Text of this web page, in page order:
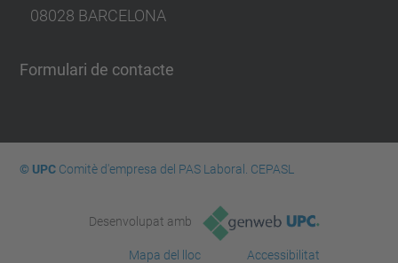
08028 BARCELONA
Formulari de contacte
© UPCComitè d'empresa del PAS Laboral. CEPASL
Desenvolupat amb
Mapa del lloc
Accessibilitat